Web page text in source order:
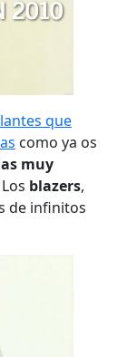
que
como ya os
muy
Los blazers,
de infinitos